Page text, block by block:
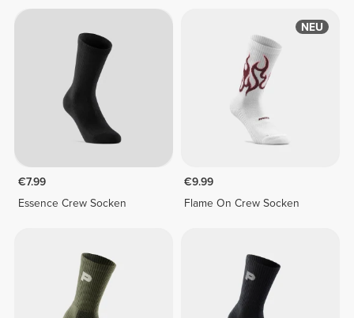
€7.99
Essence Crew Socken
NEU
€9.99
Flame On Crew Socken